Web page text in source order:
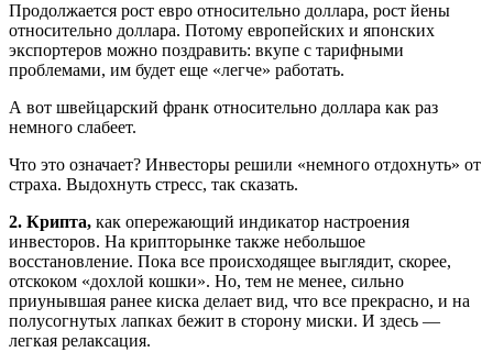
Продолжается рост евро относительно доллара, рост йены
относительно доллара. Потому европейских и японских
экспортеров можно поздравить: вкупе с тарифными
проблемами, им будет еще «легче» работать.
А вот швейцарский франк относительно доллара как раз
немного слабеет.
Что это означает? Инвесторы решили «немного отдохнуть» от
страха. Выдохнуть стресс, так сказать.
2. Крипта, как опережающий индикатор настроения
инвесторов. На крипторынке также небольшое
восстановление. Пока все происходящее выглядит, скорее,
отскоком «дохлой кошки». Но, тем не менее, сильно
приунывшая ранее киска делает вид, что все прекрасно, и на
полусогнутых лапках бежит в сторону миски. И здесь —
легкая релаксация.